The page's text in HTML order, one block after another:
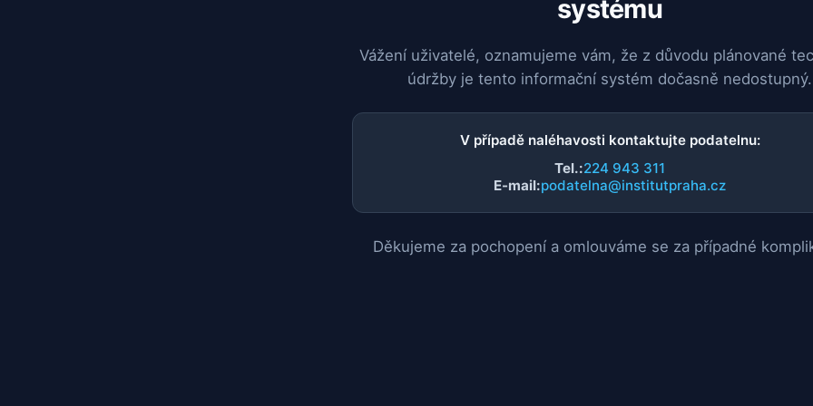
systému
Vážení uživatelé, oznamujeme vám, že z důvodu plánované
údržby je tento informační systém dočasně nedostupný.
V případě naléhavosti kontaktujte podatelnu:
Tel.:224 943 311
E-mail:podatelna@institutpraha.cz
Děkujeme za pochopení a omlouváme se za případné